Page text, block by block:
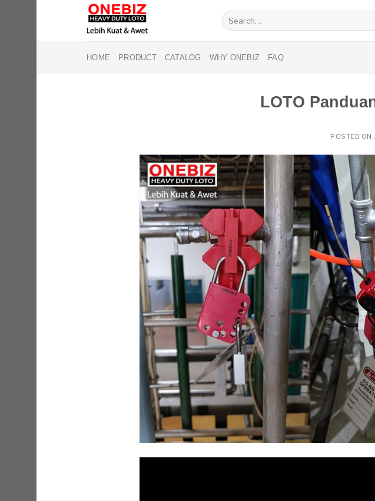
Search
for:
HOME PRODUCT CATALOG WHY ONEBIZ FAQ
LOTO
POSTED ON